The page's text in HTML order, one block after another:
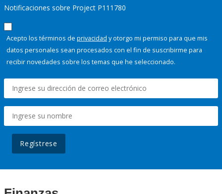
Notificaciones sobre Project P111780
Acepto los términos de privacidad y otorgo mi permiso para que mis
datos personales sean procesados con el fin de suscribirme para
recibir novedades sobre los temas que he seleccionado.
Regístrese